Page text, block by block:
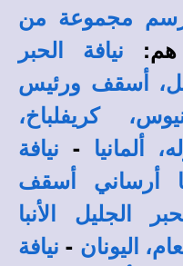
مجموعة من
نيافة الحبر
أسقف ورئيس
كريفلباخ،
ألمانيا
-
نيافة
أرساني أسقف
الجليل الأنبا
اليونان - نيافة